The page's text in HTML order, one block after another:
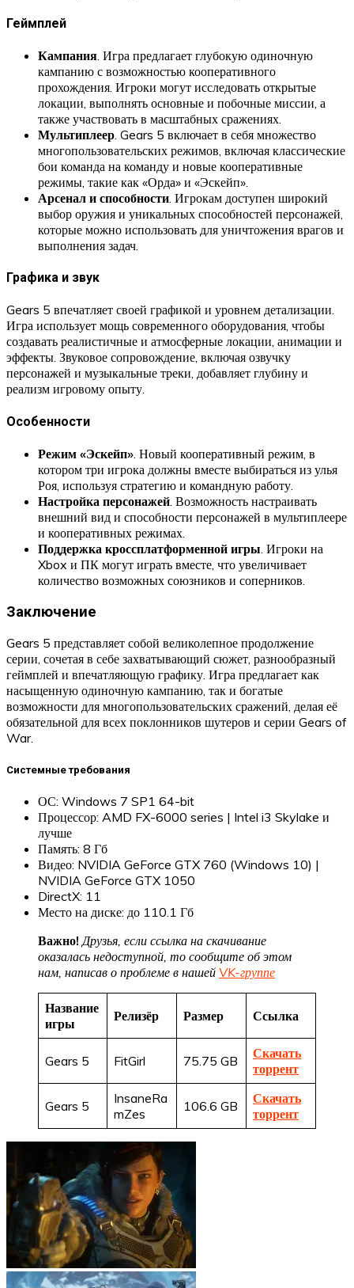
Геймплей
Кампания . Игра предлагает глубокую одиночную
кампанию с возможностью кооперативного
прохождения. Игроки могут исследовать открытые
локации, выполнять основные и побочные миссии, а
также участвовать в масштабных сражениях.
Мультиплеер . Gears 5 включает в себя множество
многопользовательских режимов, включая классические
бои команда на команду и новые кооперативные
режимы, такие как «Орда» и «Эскейп».
Арсенал и способности . Игрокам доступен широкий
выбор оружия и уникальных способностей персонажей,
которые можно использовать для уничтожения врагов и
выполнения задач.
Графика и звук
Gears 5 впечатляет своей графикой и уровнем детализации.
Игра использует мощь современного оборудования, чтобы
создавать реалистичные и атмосферные локации, анимации и
эффекты. Звуковое сопровождение, включая озвучку
персонажей и музыкальные треки, добавляет глубину и
реализм игровому опыту.
Особенности
Режим «Эскейп» . Новый кооперативный режим, в
котором три игрока должны вместе выбираться из улья
Роя, используя стратегию и командную работу.
Настройка персонажей . Возможность настраивать
внешний вид и способности персонажей в мультиплеере
и кооперативных режимах.
Поддержка кроссплатформенной игры . Игроки на
Xbox и ПК могут играть вместе, что увеличивает
количество возможных союзников и соперников.
Заключение
Gears 5 представляет собой великолепное продолжение
серии, сочетая в себе захватывающий сюжет, разнообразный
геймплей и впечатляющую графику. Игра предлагает как
насыщенную одиночную кампанию, так и богатые
возможности для многопользовательских сражений, делая её
обязательной для всех поклонников шутеров и серии Gears of
War.
Системные требования
ОС: Windows 7 SP1 64-bit
Процессор: AMD FX-6000 series | Intel i3 Skylake и
лучше
Память: 8 Гб
Видео: NVIDIA GeForce GTX 760 (Windows 10) |
NVIDIA GeForce GTX 1050
DirectX: 11
Место на диске: до 110.1 Гб
Важно! Друзья, если ссылка на скачивание
оказалась недоступной, то сообщите об этом
нам, написав о проблеме в нашей VK-группе
Название
игры
Релизёр Размер Ссылка
Gears 5 FitGirl 75.75 GB
Скачать
торрент
Gears 5
InsaneRa
mZes
106.6 GB
Скачать
торрент